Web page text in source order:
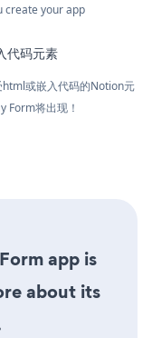
create your app
代码元素
或嵌入代码的Notion元
Form将出现！
app is
about its